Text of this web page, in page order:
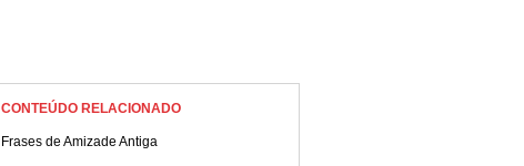
CONTEÚDO RELACIONADO
Frases de Amizade Antiga